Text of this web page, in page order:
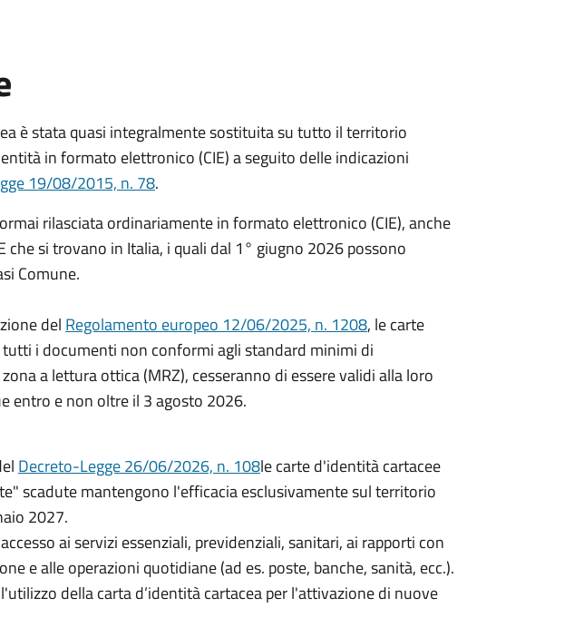
è stata quasi integralmente sostituita su tutto il territorio
in formato elettronico (CIE) a seguito delle indicazioni
19/08/2015, n. 78.
rilasciata ordinariamente in formato elettronico (CIE), anche
che si trovano in Italia, i quali dal 1° giugno 2026 possono
Comune.
del Regolamento europeo 12/06/2025, n. 1208, le carte
i documenti non conformi agli standard minimi di
a lettura ottica (MRZ), cesseranno di essere validi alla loro
entro e non oltre il 3 agosto 2026.
Decreto-Legge 26/06/2026, n. 108le carte d'identità cartacee
scadute mantengono l'efficacia esclusivamente sul territorio
2027.
ai servizi essenziali, previdenziali, sanitari, ai rapporti con
e alle operazioni quotidiane (ad es. poste, banche, sanità, ecc.).
della carta d’identità cartacea per l'attivazione di nuove